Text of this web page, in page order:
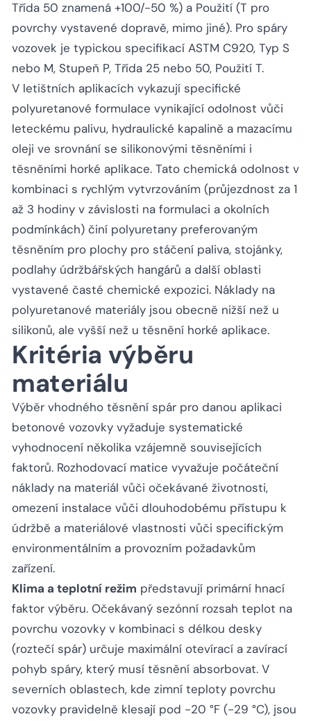
Třída 50 znamená +100/-50 %) a Použití (T pro
povrchy vystavené dopravě, mimo jiné). Pro spáry
vozovek je typickou specifikací ASTM C920, Typ S
nebo M, Stupeň P, Třída 25 nebo 50, Použití T.
V letištních aplikacích vykazují specifické
polyuretanové formulace vynikající odolnost vůči
leteckému palivu, hydraulické kapalině a mazacímu
oleji ve srovnání se silikonovými těsněními i
těsněními horké aplikace. Tato chemická odolnost v
kombinaci s rychlým vytvrzováním (průjezdnost za 1
až 3 hodiny v závislosti na formulaci a okolních
podmínkách) činí polyuretany preferovaným
těsněním pro plochy pro stáčení paliva, stojánky,
podlahy údržbářských hangárů a další oblasti
vystavené časté chemické expozici. Náklady na
polyuretanové materiály jsou obecně nižší než u
silikonů, ale vyšší než u těsnění horké aplikace.
Kritéria výběru
materiálu
Výběr vhodného těsnění spár pro danou aplikaci
betonové vozovky vyžaduje systematické
vyhodnocení několika vzájemně souvisejících
faktorů. Rozhodovací matice vyvažuje počáteční
náklady na materiál vůči očekávané životnosti,
omezení instalace vůči dlouhodobému přístupu k
údržbě a materiálové vlastnosti vůči specifickým
environmentálním a provozním požadavkům
zařízení.
Klima a teplotní režim představují primární hnací
faktor výběru. Očekávaný sezónní rozsah teplot na
povrchu vozovky v kombinaci s délkou desky
(roztečí spár) určuje maximální otevírací a zavírací
pohyb spáry, který musí těsnění absorbovat. V
severních oblastech, kde zimní teploty povrchu
vozovky pravidelně klesají pod -20 °F (-29 °C), jsou